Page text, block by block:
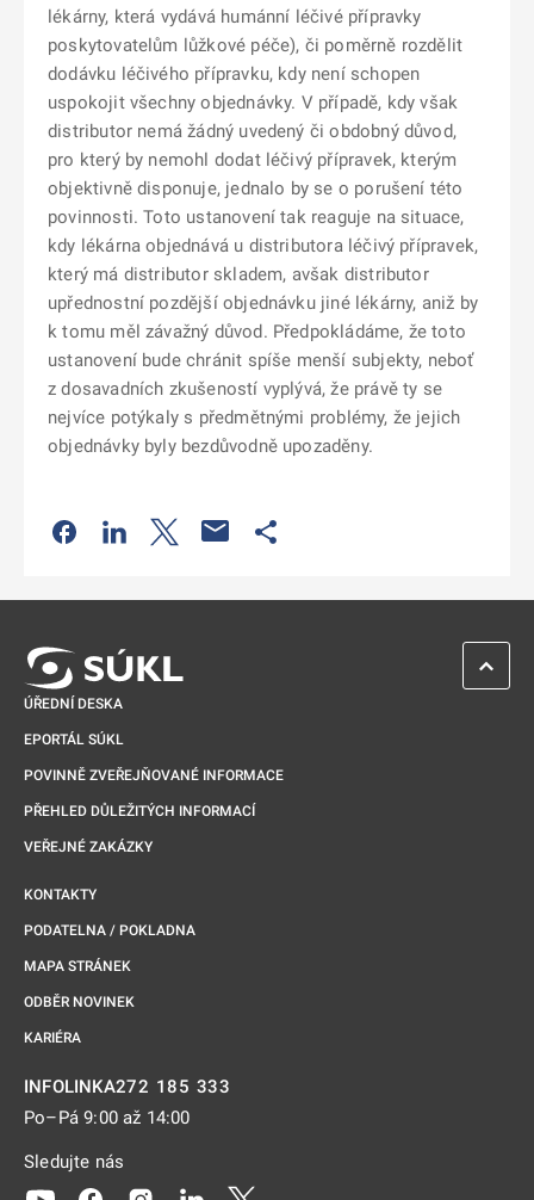
lékárny, která vydává humánní léčivé přípravky
poskytovatelům lůžkové péče), či poměrně rozdělit
dodávku léčivého přípravku, kdy není schopen
uspokojit všechny objednávky. V případě, kdy však
distributor nemá žádný uvedený či obdobný důvod,
pro který by nemohl dodat léčivý přípravek, kterým
objektivně disponuje, jednalo by se o porušení této
povinnosti. Toto ustanovení tak reaguje na situace,
kdy lékárna objednává u distributora léčivý přípravek,
který má distributor skladem, avšak distributor
upřednostní pozdější objednávku jiné lékárny, aniž by
k tomu měl závažný důvod. Předpokládáme, že toto
ustanovení bude chránit spíše menší subjekty, neboť
z dosavadních zkušeností vyplývá, že právě ty se
nejvíce potýkaly s předmětnými problémy, že jejich
objednávky byly bezdůvodně upozaděny.
Odkaz se otevře na nové kartě
Odkaz se otevře na nové kartě
Odkaz se otevře na nové kartě
ÚŘEDNÍ DESKA
EPORTÁL SÚKL
POVINNĚ ZVEŘEJŇOVANÉ INFORMACE
PŘEHLED DŮLEŽITÝCH INFORMACÍ
VEŘEJNÉ ZAKÁZKY
KONTAKTY
PODATELNA / POKLADNA
MAPA STRÁNEK
ODBĚR NOVINEK
KARIÉRA
INFOLINKA272 185 333
Po–Pá 9:00 až 14:00
Sledujte nás
Odkaz se otevře na nové kartě
Odkaz se otevře na nové kartě
Odkaz se otevře na nové kartě
Odkaz se otevře na nové kartě
ZPĚT